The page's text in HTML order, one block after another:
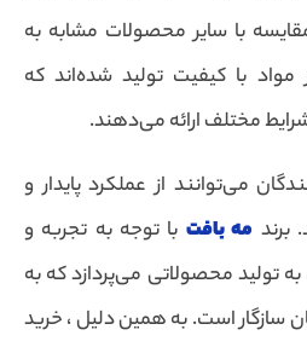
با سایر محصولات مشابه به
مواد با کیفیت تولید شده‌اند که
مختلف ارائه می‌دهند.
می‌توانند از عملکرد پایدار و
مه بافت با توجه به تجربه و
تولید محصولاتی می‌پردازد که به
سازگار است. به همین دلیل ، خرید